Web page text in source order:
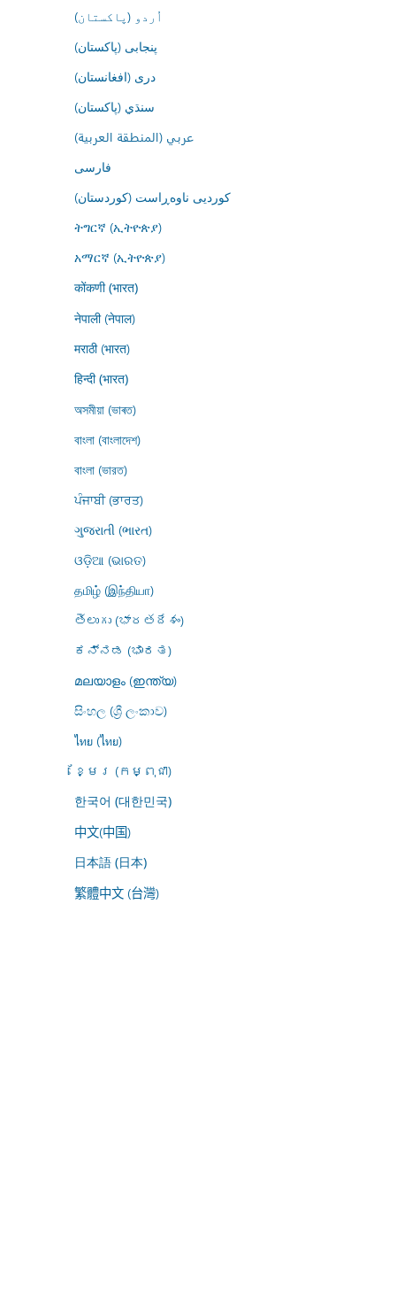
اُردو (پاکستان)
پنجابی (پاکستان)
درى (افغانستان)
سنڌي (پاکستان)
عربي (المنطقة العربية)
فارسى
کوردیی ناوەڕاست (کوردستان)
ትግርኛ (ኢትዮጵያ)
አማርኛ (ኢትዮጵያ)
कोंकणी (भारत)
नेपाली (नेपाल)
मराठी (भारत)
हिन्दी (भारत)
অসমীয়া (ভাৰত)
বাংলা (বাংলাদেশ)
বাংলা (ভারত)
ਪੰਜਾਬੀ (ਭਾਰਤ)
ગુજરાતી (ભારત)
ଓଡ଼ିଆ (ଭାରତ)
தமிழ் (இந்தியா)
తెలుగు (భారతదేశం)
ಕನ್ನಡ (ಭಾರತ)
മലയാളം (ഇന്ത്യ)
සිංහල (ශ්‍රී ලංකාව)
ไทย (ไทย)
ខ្មែរ (កម្ពុជា)
한국어 (대한민국)
中文(中国)
日本語 (日本)
繁體中文 (台灣)